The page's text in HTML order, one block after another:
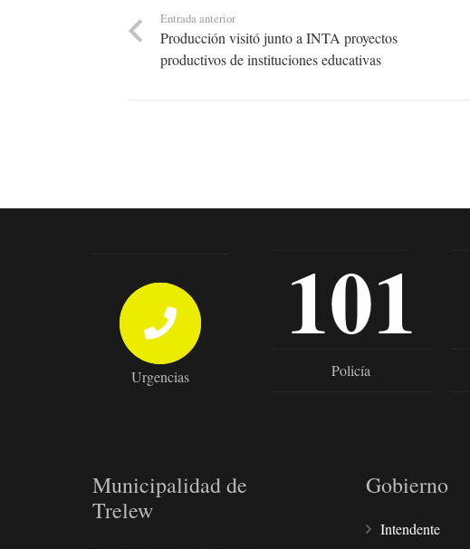
Entrada anterior
Producción visitó junto a INTA proyectos
productivos de instituciones educativas
Urgencias
101
Policía
Municipalidad de
Trelew
Gobierno
Intendente